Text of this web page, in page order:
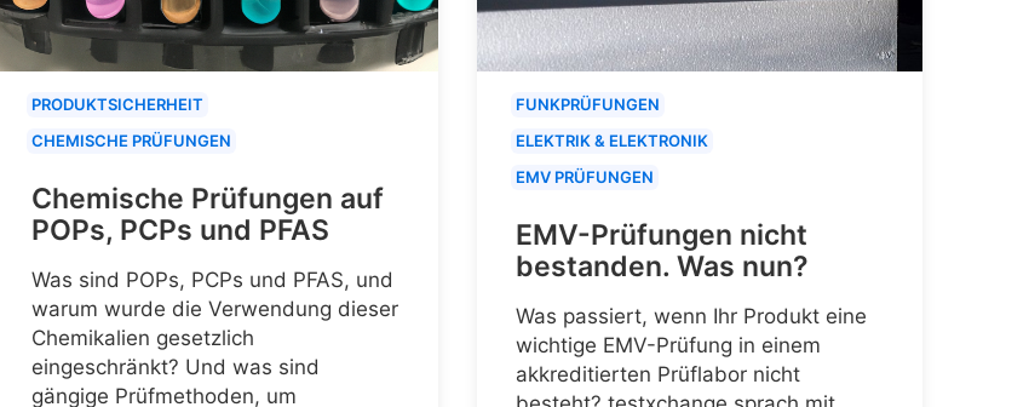
PRODUKTSICHERHEIT
CHEMISCHE PRÜFUNGEN
Chemische Prüfungen auf
POPs, PCPs und PFAS
Was sind POPs, PCPs und PFAS, und
warum wurde die Verwendung dieser
Chemikalien gesetzlich
eingeschränkt? Und was sind
gängige Prüfmethoden, um
FUNKPRÜFUNGEN
ELEKTRIK & ELEKTRONIK
EMV PRÜFUNGEN
EMV-Prüfungen nicht
bestanden. Was nun?
Was passiert, wenn Ihr Produkt eine
wichtige EMV-Prüfung in einem
akkreditierten Prüflabor nicht